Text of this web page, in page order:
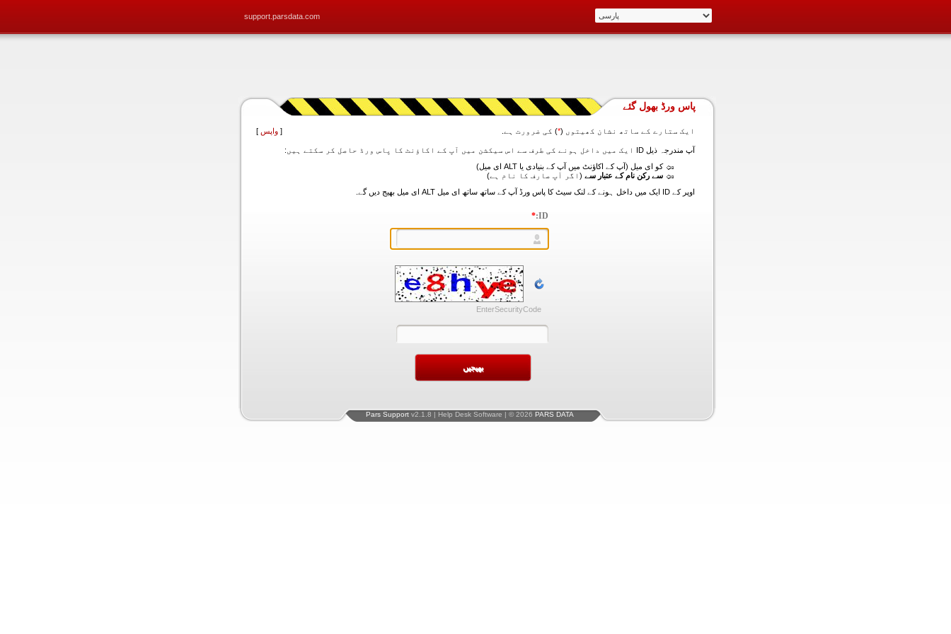
support.parsdata.com
پاس ورڈ بھول گئے
ایک ستارے کے ساتھ نشان کھیتوں (*) کی ضرورت ہے. [ واپس ]
آپ مندرجہ ذیل ID ایک میں داخل ہونے کی طرف سے اس سیکشن میں آپ کے اکاؤنٹ کا پاس ورڈ حاصل کر سکتے ہیں:
کو ای میل (آپ کے اکاؤنٹ میں آپ کے بنیادی یا ALT ای میل)
سے رکن نام کے عتبار سے (اگر آپ صارف کا نام ہے)
اوپر کے ID ایک میں داخل ہونے کے لنک سیٹ کا پاس ورڈ آپ کے ساتھ ساتھ ای میل ALT ای میل بھیج دیں گے.
ID:
*
EnterSecurityCode
Pars Support v2.1.8 | Help Desk Software | © 2026 PARS DATA